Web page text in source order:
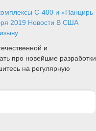
С-400 и «Панцирь-
2019 Новости В США
и
про новейшие разработки
на регулярную